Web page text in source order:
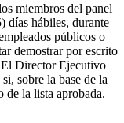
miembros del panel
días hábiles, durante
públicos o
demostrar por escrito
El Director Ejecutivo
sobre la base de la
la lista aprobada.